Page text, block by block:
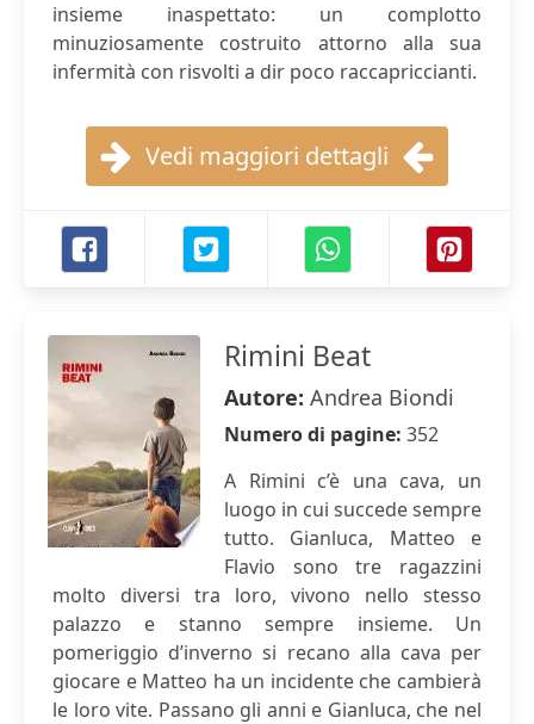
insieme inaspettato: un complotto
minuziosamente costruito attorno alla sua
infermità con risvolti a dir poco raccapriccianti.
Vedi maggiori dettagli
Rimini Beat
Autore: Andrea Biondi
Numero di pagine: 352
A Rimini c’è una cava, un
luogo in cui succede sempre
tutto. Gianluca, Matteo e
Flavio sono tre ragazzini
molto diversi tra loro, vivono nello stesso
palazzo e stanno sempre insieme. Un
pomeriggio d’inverno si recano alla cava per
giocare e Matteo ha un incidente che cambierà
le loro vite. Passano gli anni e Gianluca, che nel